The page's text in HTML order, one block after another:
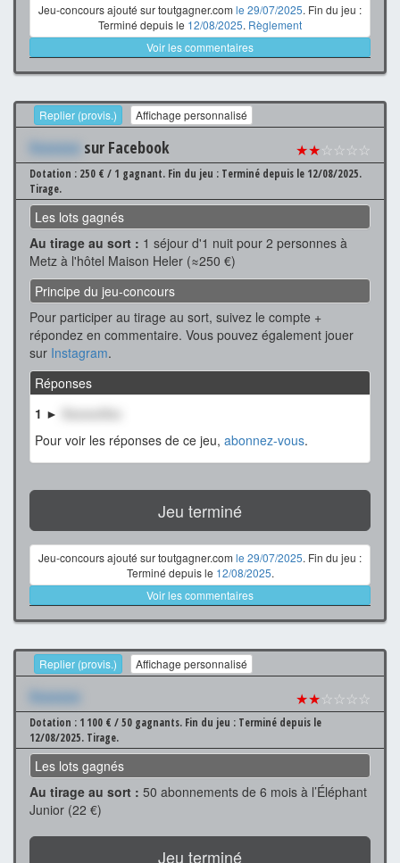
Jeu-concours ajouté sur toutgagner.com le 29/07/2025. Fin du jeu :
Terminé depuis le 12/08/2025. Règlement
Voir les commentaires
Replier (provis.) Affichage personnalisé
Xxxxxxx sur Facebook ★★☆☆☆☆
Dotation : 250 € / 1 gagnant. Fin du jeu : Terminé depuis le 12/08/2025.
Tirage.
Les lots gagnés
Au tirage au sort : 1 séjour d'1 nuit pour 2 personnes à
Metz à l'hôtel Maison Heler (≈250 €)
Principe du jeu-concours
Pour participer au tirage au sort, suivez le compte +
répondez en commentaire. Vous pouvez également jouer
sur Instagram.
Réponses
1 ►
Pour voir les réponses de ce jeu, abonnez-vous.
Jeu terminé
Jeu-concours ajouté sur toutgagner.com le 29/07/2025. Fin du jeu :
Terminé depuis le 12/08/2025.
Voir les commentaires
Replier (provis.) Affichage personnalisé
Xxxxxxx ★★☆☆☆☆
Dotation : 1 100 € / 50 gagnants. Fin du jeu : Terminé depuis le
12/08/2025. Tirage.
Les lots gagnés
Au tirage au sort : 50 abonnements de 6 mois à l’Éléphant
Junior (22 €)
Jeu terminé